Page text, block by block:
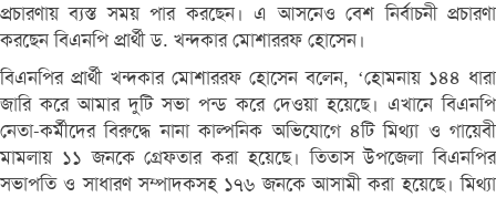
প্রচারণায় ব্যস্ত সময় পার করছেন। এ আসনেও বেশ নির্বাচনী প্রচারণা
করছেন বিএনপি প্রার্থী ড. খন্দকার মোশাররফ হোসেন।
বিএনপির প্রার্থী খন্দকার মোশাররফ হোসেন বলেন, ‘হোমনায় ১৪৪ ধারা
জারি করে আমার দুটি সভা পন্ড করে দেওয়া হয়েছে। এখানে বিএনপি
নেতা-কর্মীদের বিরুদ্ধে নানা কাল্পনিক অভিযোগে ৪টি মিথ্যা ও গায়েবী
মামলায় ১১ জনকে গ্রেফতার করা হয়েছে। তিতাস উপজেলা বিএনপির
সভাপতি ও সাধারণ সম্পাদকসহ ১৭৬ জনকে আসামী করা হয়েছে। মিথ্যা